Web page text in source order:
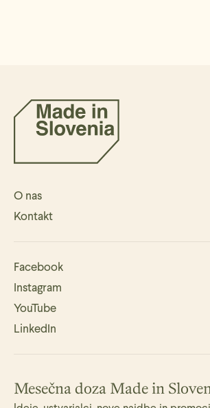
O nas
Kontakt
Facebook
Instagram
YouTube
LinkedIn
Mesečna doza Made in